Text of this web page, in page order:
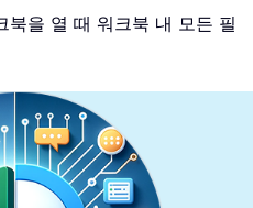
북을 열 때 워크북 내 모든 필